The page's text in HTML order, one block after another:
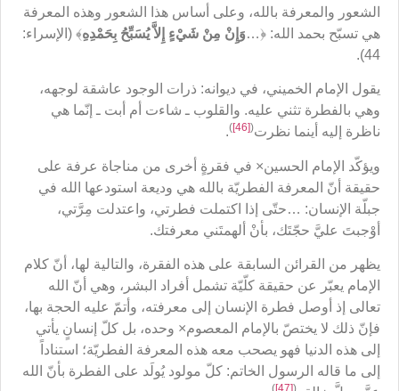
الشعور والمعرفة بالله، وعلى أساس هذا الشعور وهذه المعرفة
هي تسبّح بحمد الله: ﴿…وَإِنْ مِنْ شَيْءٍ إِلاَّ يُسَبِّحُ بِحَمْدِهِ﴾ (الإسراء:
44).
يقول الإمام الخميني، في ديوانه: ذرات الوجود عاشقة لوجهه،
وهي بالفطرة تثني عليه. والقلوب ـ شاءت أم أبت ـ إنّما هي
ناظرة إليه أينما نظرت(
[46]
)
.
ويؤكّد الإمام الحسين× في فقرةٍ أخرى من مناجاة عرفة على
حقيقة أنّ المعرفة الفطريّة بالله هي وديعة استودعها الله في
جبلّة الإنسان: …حتّى إذا اكتملت فطرتي، واعتدلت مِرَّتي،
أوْجبتَ عليَّ حجّتَك، بأنْ ألهمتَني معرفتك.
يظهر من القرائن السابقة على هذه الفقرة، والتالية لها، أنّ كلام
الإمام يعبّر عن حقيقة كلّيّة تشمل أفراد البشر، وهي أنّ الله
تعالى إذ أوصل فطرة الإنسان إلى معرفته، وأتمّ عليه الحجة بها،
فإنّ ذلك لا يختصّ بالإمام المعصوم× وحده، بل كلّ إنسانٍ يأتي
إلى هذه الدنيا فهو يصحب معه هذه المعرفة الفطريّة؛ استناداً
إلى ما قاله الرسول الخاتم: كلّ مولود يُولَد على الفطرة بأنّ الله